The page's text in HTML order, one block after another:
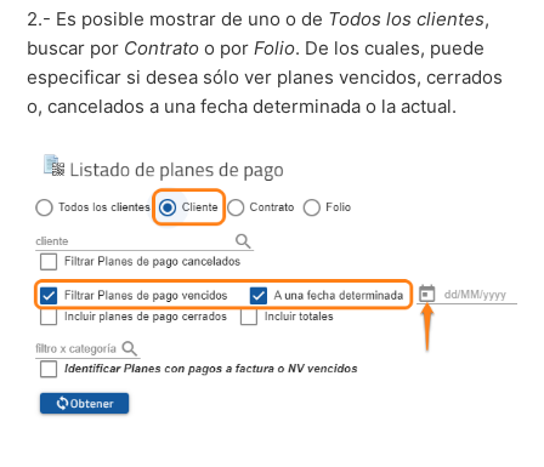
Más información
2.- Es posible mostrar de uno o de Todos los clientes,
buscar por Contrato o porFolio. De los cuales, puede
especificar si desea sólo ver planes vencidos, cerrados
o, cancelados a una fecha determinada o la actual.